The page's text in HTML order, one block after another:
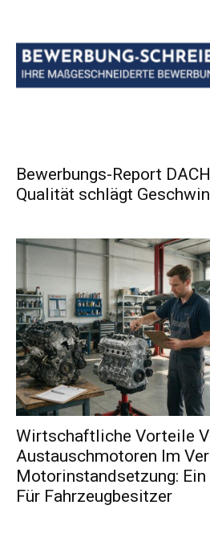
Bewerbungs-Report
Qualität schlägt
Wirtschaftliche Vorteile
Austauschmotoren Im
Motorinstandsetzung:
Für Fahrzeugbesitzer